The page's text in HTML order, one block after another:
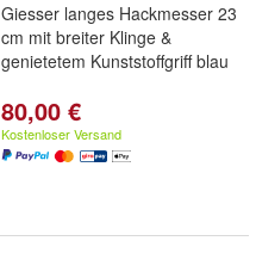
Giesser langes Hackmesser 23
cm mit breiter Klinge &
genietetem Kunststoffgriff blau
80,00 €
Kostenloser Versand